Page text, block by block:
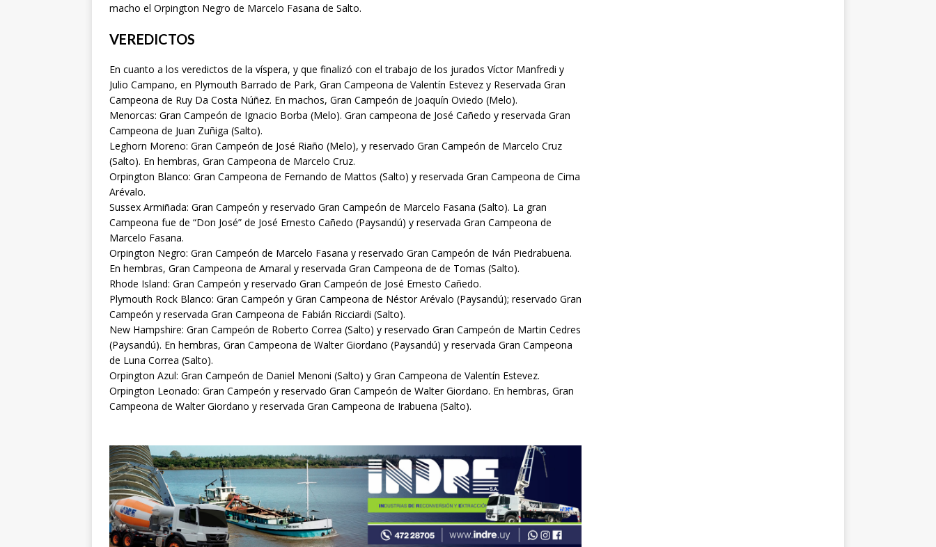
macho el Orpington Negro de Marcelo Fasana de Salto.
VEREDICTOS
En cuanto a los veredictos de la víspera, y que finalizó con el trabajo de los jurados Víctor Manfredi y
Julio Campano, en Plymouth Barrado de Park, Gran Campeona de Valentín Estevez y Reservada Gran
Campeona de Ruy Da Costa Núñez. En machos, Gran Campeón de Joaquín Oviedo (Melo).
Menorcas: Gran Campeón de Ignacio Borba (Melo). Gran campeona de José Cañedo y reservada Gran
Campeona de Juan Zuñiga (Salto).
Leghorn Moreno: Gran Campeón de José Riaño (Melo), y reservado Gran Campeón de Marcelo Cruz
(Salto). En hembras, Gran Campeona de Marcelo Cruz.
Orpington Blanco: Gran Campeona de Fernando de Mattos (Salto) y reservada Gran Campeona de Cima
Arévalo.
Sussex Armiñada: Gran Campeón y reservado Gran Campeón de Marcelo Fasana (Salto). La gran
Campeona fue de “Don José” de José Ernesto Cañedo (Paysandú) y reservada Gran Campeona de
Marcelo Fasana.
Orpington Negro: Gran Campeón de Marcelo Fasana y reservado Gran Campeón de Iván Piedrabuena.
En hembras, Gran Campeona de Amaral y reservada Gran Campeona de de Tomas (Salto).
Rhode Island: Gran Campeón y reservado Gran Campeón de José Ernesto Cañedo.
Plymouth Rock Blanco: Gran Campeón y Gran Campeona de Néstor Arévalo (Paysandú); reservado Gran
Campeón y reservada Gran Campeona de Fabián Ricciardi (Salto).
New Hampshire: Gran Campeón de Roberto Correa (Salto) y reservado Gran Campeón de Martin Cedres
(Paysandú). En hembras, Gran Campeona de Walter Giordano (Paysandú) y reservada Gran Campeona
de Luna Correa (Salto).
Orpington Azul: Gran Campeón de Daniel Menoni (Salto) y Gran Campeona de Valentín Estevez.
Orpington Leonado: Gran Campeón y reservado Gran Campeón de Walter Giordano. En hembras, Gran
Campeona de Walter Giordano y reservada Gran Campeona de Irabuena (Salto).